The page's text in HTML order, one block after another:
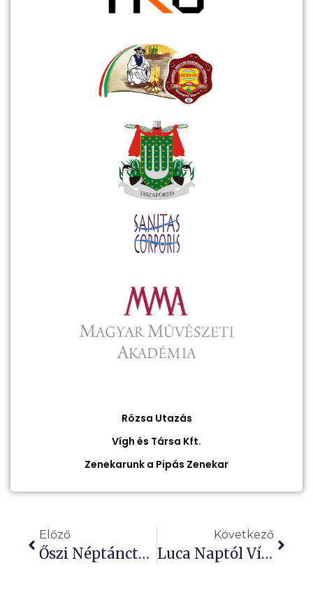
Rózsa Utazás
Vígh és Társa Kft.
Zenekarunk a Pipás Zenekar
Előző
Őszi Néptánctábor
Következő
Luca Naptól Vízkeresztig – Betlehemes Műsor